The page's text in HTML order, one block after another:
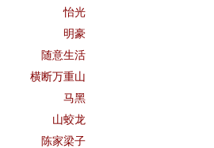
怡光
明豪
随意生活
横断万重山
马黑
山蛟龙
陈家梁子